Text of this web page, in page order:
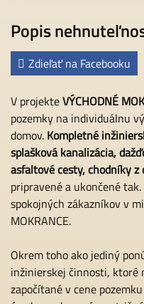
Popis
Zdieľať na Facebooku
V projekteVÝCHODNÉ
pozemky na individuálnu
domov. Kompletné
splašková kanalizácia,
asfaltové cesty, chodníky
pripravené a ukončené
spokojných zákazníkov v
MOKRANCE.
Okrem toho ako jediný
inžinierskej činnosti, ktoré
započítané v cene